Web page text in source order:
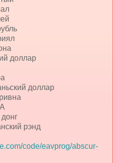
доллар
доллар
рэнд
code/eavprog/abscur-